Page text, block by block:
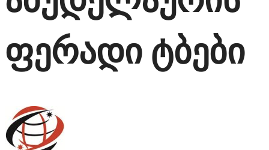
ფერადი ტბები